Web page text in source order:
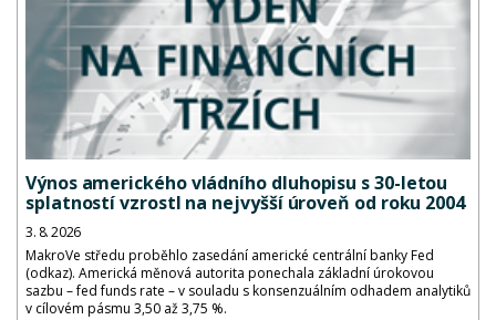
Výnos amerického vládního dluhopisu s 30-letou
splatností vzrostl na nejvyšší úroveň od roku 2004
3. 8. 2026
MakroVe středu proběhlo zasedání americké centrální banky Fed
(odkaz). Americká měnová autorita ponechala základní úrokovou
sazbu – fed funds rate – v souladu s konsenzuálním odhadem analytiků
v cílovém pásmu 3,50 až 3,75 %.